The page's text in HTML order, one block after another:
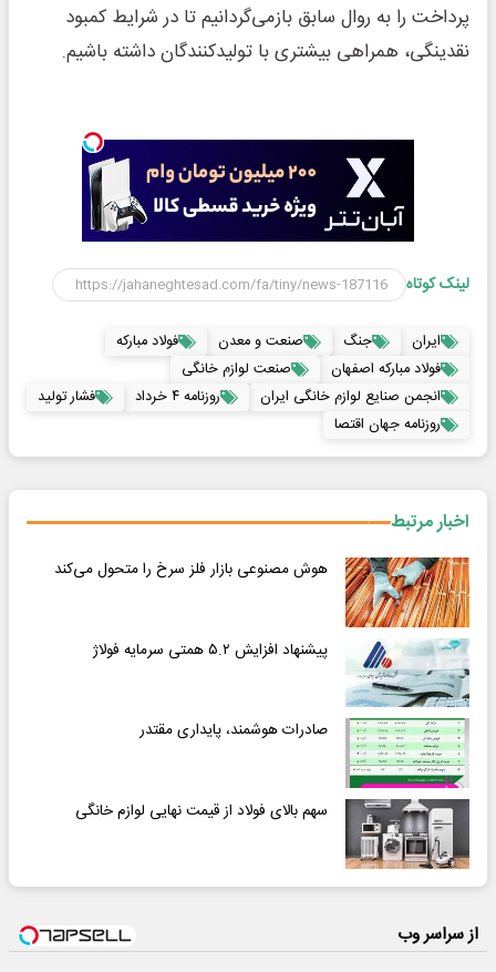
پرداخت را به روال سابق بازمی‌گردانیم تا در شرایط کمبود
نقدینگی، همراهی بیشتری با تولیدکنندگان داشته باشیم.
لینک کوتاه
ایران جنگ صنعت و معدن
فولاد مبارکه
فولاد مبارکه اصفهان
صنعت لوازم خانگی
انجمن صنایع لوازم خانگی ایران
روزنامه ۴ خرداد
فشار تولید
روزنامه جهان اقتصا
اخبار مرتبط
هوش مصنوعی بازار فلز سرخ را متحول می‌کند
پیشنهاد افزایش ۵.۲ همتی سرمایه فولاژ
صادرات هوشمند، پایداری مقتدر
سهم بالای فولاد از قیمت نهایی لوازم خانگی
از سراسر وب